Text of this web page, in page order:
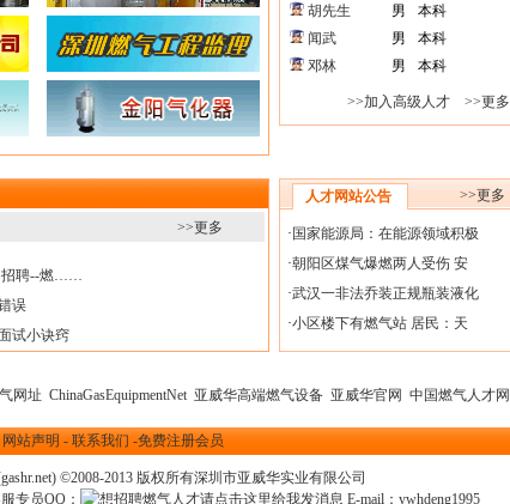
胡先生
男
本科
闻武
男
本科
邓林
男 本科
>>加入高级人才 >>更多
>>更多
招聘--燃……
误
试小诀窍
人才网站公告 >>更多
· 国家能源局：在能源领域积极
·朝阳区煤气爆燃两人受伤 安
·武汉一非法乔装正规瓶装液化
·小区楼下有燃气站 居民：天
网址 ChinaGasEquipmentNet 亚威华高端燃气设备 亚威华官网 中国燃气人才网
网站声明 - 联系我们 -免费注册会员
©2008-2013 版权所有深圳市亚威华实业有限公司
专员QQ： E-mail： ywhdeng1995